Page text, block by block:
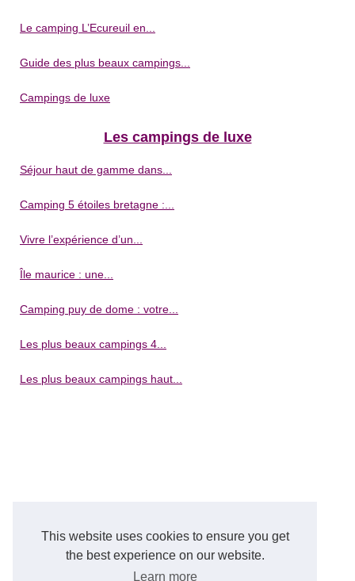
This website uses cookies to ensure you get
the best experience on our website.
Learn more
Le camping L’Ecureuil en...
Guide des plus beaux campings...
Campings de luxe
Les campings de luxe
Séjour haut de gamme dans...
Camping 5 étoiles bretagne :...
Vivre l’expérience d’un...
Île maurice : une...
Camping puy de dome : votre...
Les plus beaux campings 4...
Les plus beaux campings haut...